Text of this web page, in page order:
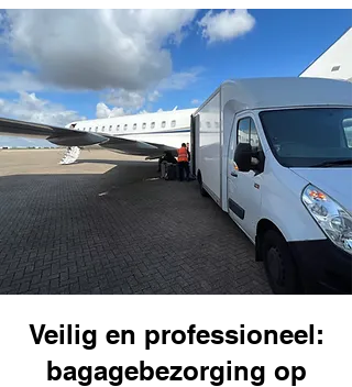
Veilig en professioneel:
bagagebezorging op